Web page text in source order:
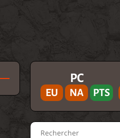
PC
EU NA PTS
Rechercher